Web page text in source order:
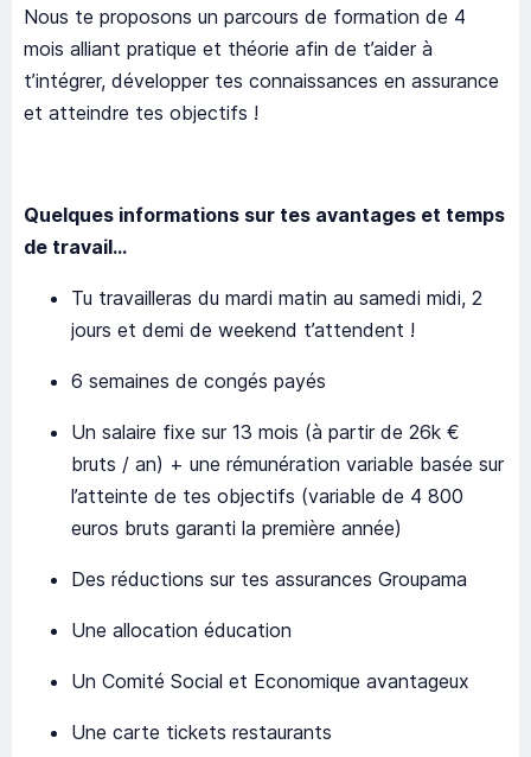
Nous te proposons un parcours de formation de 4
mois alliant pratique et théorie afin de t’aider à
t’intégrer, développer tes connaissances en assurance
et atteindre tes objectifs !
Quelques informations sur tes avantages et temps
de travail…
Tu travailleras du mardi matin au samedi midi, 2
jours et demi de weekend t’attendent !
6 semaines de congés payés
Un salaire fixe sur 13 mois (à partir de 26k €
bruts / an) + une rémunération variable basée sur
l’atteinte de tes objectifs (variable de 4 800
euros bruts garanti la première année)
Des réductions sur tes assurances Groupama
Une allocation éducation
Un Comité Social et Economique avantageux
Une carte tickets restaurants